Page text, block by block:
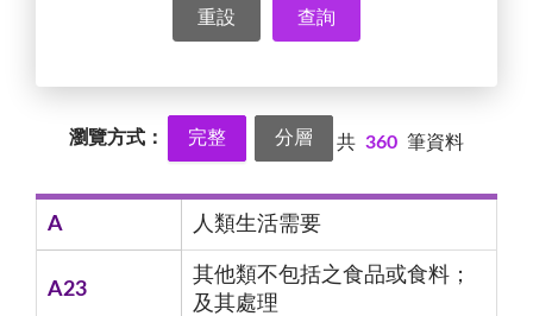
查詢
瀏覽方式： 完整 分層 共 360 筆資料
A 人類生活需要
A23
其他類不包括之食品或食料；
及其處理